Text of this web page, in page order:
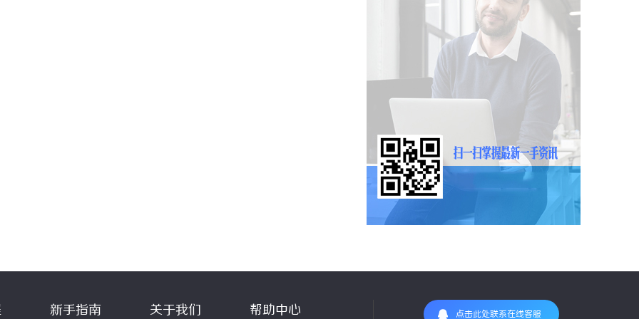
新手指南 关于我们 帮助中心 点击此处联系在线客服